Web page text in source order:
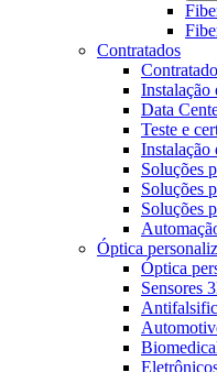
Contratados
Instalação
Data
Teste e
Instalação
Soluções
Soluções
Soluções
Óptica
Óptica
Sensores